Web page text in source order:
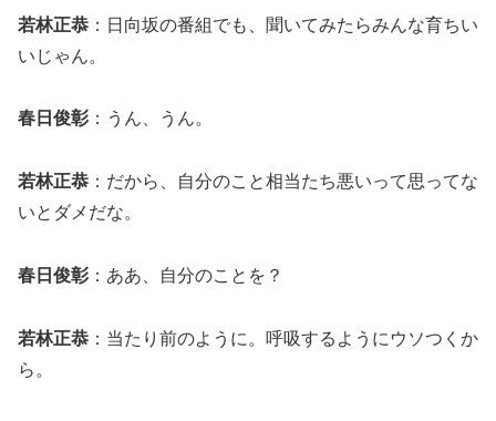
若林正恭 ：日向坂の番組でも、聞いてみたらみんな育ちい
いじゃん。
春日俊彰 ：うん、うん。
若林正恭 ：だから、自分のこと相当たち悪いって思ってな
いとダメだな。
春日俊彰 ：ああ、自分のことを？
若林正恭 ：当たり前のように。呼吸するようにウソつくか
ら。